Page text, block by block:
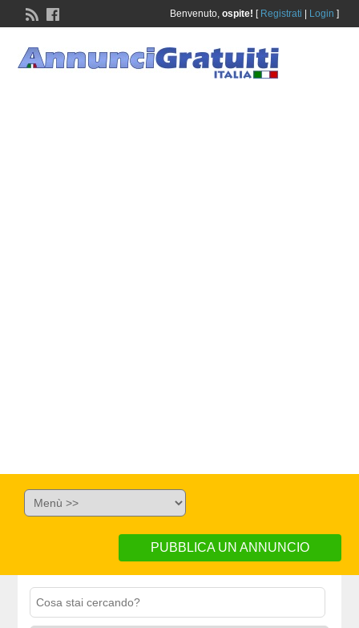
Benvenuto, ospite! [ Registrati Login ]
PUBBLICA UN ANNUNCIO